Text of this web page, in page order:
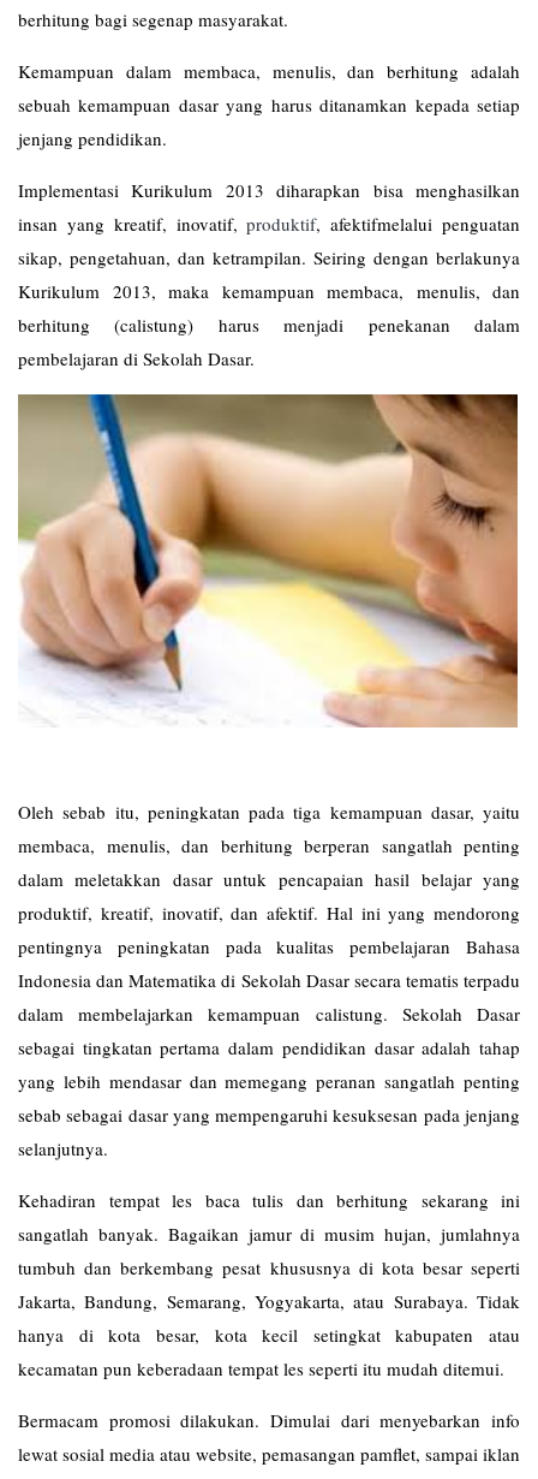
berhitung bagi segenap masyarakat.
Kemampuan dalam membaca, menulis, dan berhitung adalah
sebuah kemampuan dasar yang harus ditanamkan kepada setiap
jenjang pendidikan.
Implementasi Kurikulum 2013 diharapkan bisa menghasilkan
insan yang kreatif, inovatif,produktif, afektifmelalui penguatan
sikap, pengetahuan, dan ketrampilan. Seiring dengan berlakunya
Kurikulum 2013, maka kemampuan membaca, menulis, dan
berhitung (calistung) harus menjadi penekanan dalam
pembelajaran di Sekolah Dasar.
Oleh sebab itu, peningkatan pada tiga kemampuan dasar, yaitu
membaca, menulis, dan berhitung berperan sangatlah penting
dalam meletakkan dasar untuk pencapaian hasil belajar yang
produktif, kreatif, inovatif, dan afektif. Hal ini yang mendorong
pentingnya peningkatan pada kualitas pembelajaran Bahasa
Indonesia dan Matematika di Sekolah Dasar secara tematis terpadu
dalam membelajarkan kemampuan calistung. Sekolah Dasar
sebagai tingkatan pertama dalam pendidikan dasar adalah tahap
yang lebih mendasar dan memegang peranan sangatlah penting
sebab sebagai dasar yang mempengaruhi kesuksesan pada jenjang
selanjutnya.
Kehadiran tempat les baca tulis dan berhitung sekarang ini
sangatlah banyak. Bagaikan jamur di musim hujan, jumlahnya
tumbuh dan berkembang pesat khususnya di kota besar seperti
Jakarta, Bandung, Semarang, Yogyakarta, atau Surabaya. Tidak
hanya di kota besar, kota kecil setingkat kabupaten atau
kecamatan pun keberadaan tempat les seperti itu mudah ditemui.
Bermacam promosi dilakukan. Dimulai dari menyebarkan info
lewat sosial media atau website, pemasangan pamflet, sampai iklan